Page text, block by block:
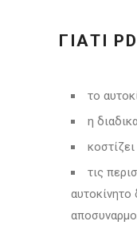
ΓΙΑΤΙ
το
η
τις
αυτοκίνητο